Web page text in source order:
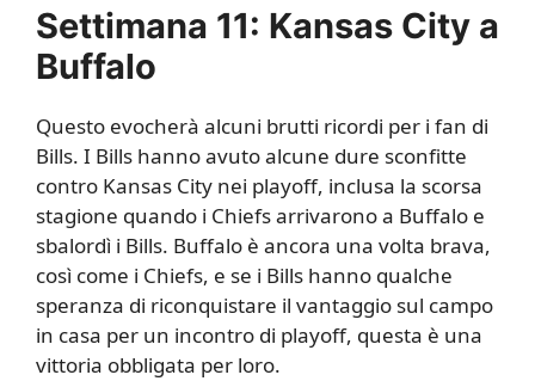
Settimana 11: Kansas City a
Buffalo
Questo evocherà alcuni brutti ricordi per i fan di
Bills. I Bills hanno avuto alcune dure sconfitte
contro Kansas City nei playoff, inclusa la scorsa
stagione quando i Chiefs arrivarono a Buffalo e
sbalordì i Bills. Buffalo è ancora una volta brava,
così come i Chiefs, e se i Bills hanno qualche
speranza di riconquistare il vantaggio sul campo
in casa per un incontro di playoff, questa è una
vittoria obbligata per loro.